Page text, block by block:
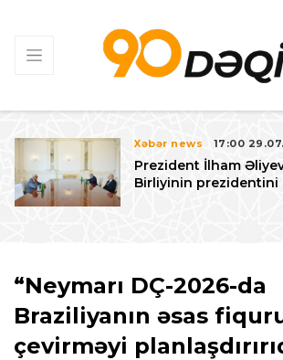
Xəbər news 17:00
Prezident İlham
Birliyinin prezidentini
“Neymarı DÇ-2026-da
Braziliyanın əsas
çevirməyi